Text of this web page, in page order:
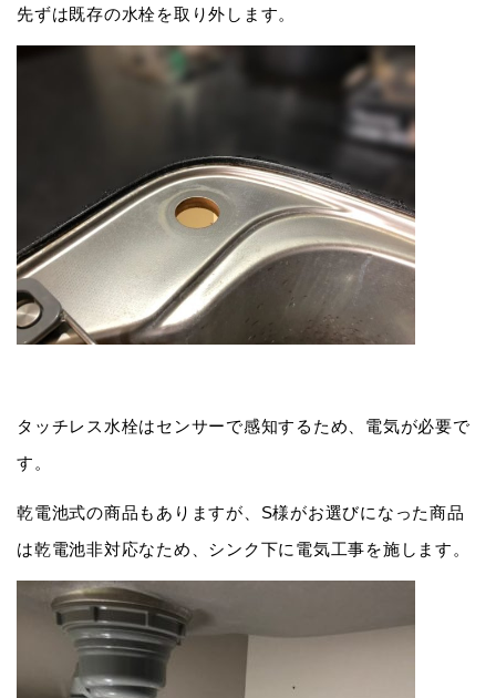
先ずは既存の水栓を取り外します。
タッチレス水栓はセンサーで感知するため、電気が必要で
す。
乾電池式の商品もありますが、S様がお選びになった商品
は乾電池非対応なため、シンク下に電気工事を施します。